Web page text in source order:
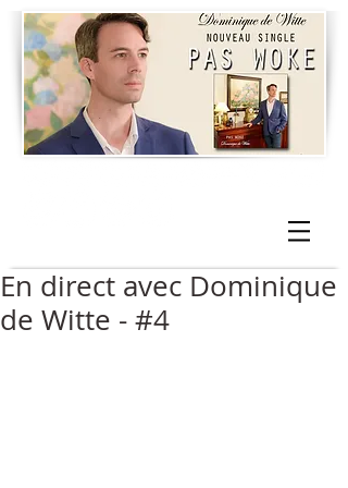
En direct avec Dominique
de Witte - #4